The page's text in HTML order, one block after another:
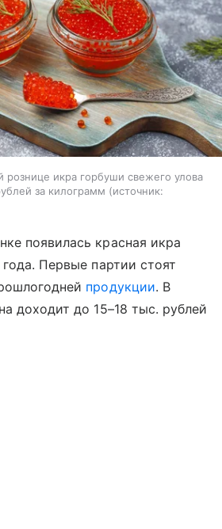
рознице икра горбуши свежего улова
за килограмм
источник:
появилась красная икра
Первые партии стоят
продукции. В
доходит до 15–18 тыс. рублей